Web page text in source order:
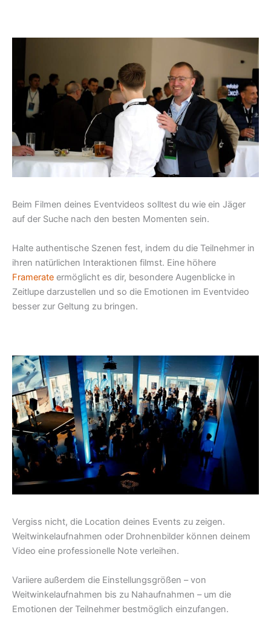
Beim Filmen deines Eventvideos solltest du wie ein Jäger
auf der Suche nach den besten Momenten sein.
Halte authentische Szenen fest, indem du die Teilnehmer in
ihren natürlichen Interaktionen filmst. Eine höhere
Framerate ermöglicht es dir, besondere Augenblicke in
Zeitlupe darzustellen und so die Emotionen im Eventvideo
besser zur Geltung zu bringen.
Vergiss nicht, die Location deines Events zu zeigen.
Weitwinkelaufnahmen oder Drohnenbilder können deinem
Video eine professionelle Note verleihen.
Variiere außerdem die Einstellungsgrößen – von
Weitwinkelaufnahmen bis zu Nahaufnahmen – um die
Emotionen der Teilnehmer bestmöglich einzufangen.